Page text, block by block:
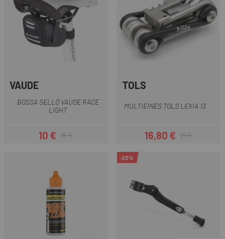
VAUDE
BOSSA SELLÓ VAUDE RACE
LIGHT
Preu
10 €Preu regular
16 €
TOLS
MULTIEINES TOLS LEXIA 13
Preu
16,80 €Preu regular
21 €
-20%